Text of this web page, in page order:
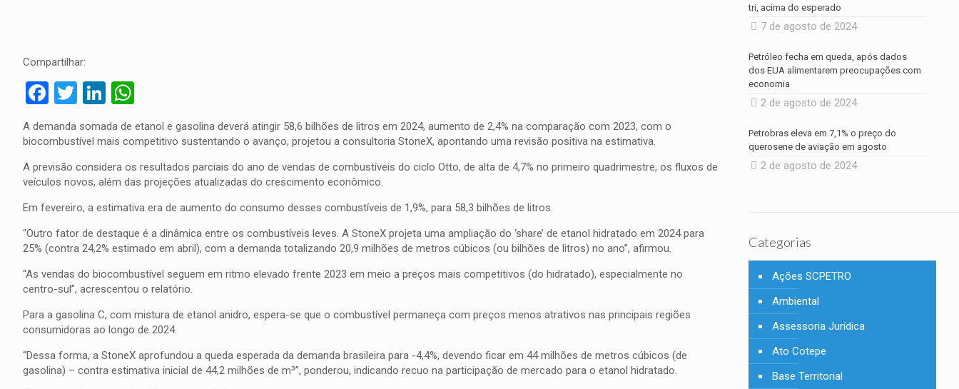
Compartilhar:
Facebook
TwitterLinkedIn
WhatsApp
A demanda somada de etanol e gasolina deverá atingir 58,6 bilhões de litros em 2024, aumento de 2,4% na comparação com 2023, com o
biocombustível mais competitivo sustentando o avanço, projetou a consultoria StoneX, apontando uma revisão positiva na estimativa.
A previsão considera os resultados parciais do ano de vendas de combustíveis do ciclo Otto, de alta de 4,7% no primeiro quadrimestre, os fluxos de
veículos novos, além das projeções atualizadas do crescimento econômico.
Em fevereiro, a estimativa era de aumento do consumo desses combustíveis de 1,9%, para 58,3 bilhões de litros.
“Outro fator de destaque é a dinâmica entre os combustíveis leves. A StoneX projeta uma ampliação do ‘share’ de etanol hidratado em 2024 para
25% (contra 24,2% estimado em abril), com a demanda totalizando 20,9 milhões de metros cúbicos (ou bilhões de litros) no ano”, afirmou.
“As vendas do biocombustível seguem em ritmo elevado frente 2023 em meio a preços mais competitivos (do hidratado), especialmente no
centro-sul”, acrescentou o relatório.
Para a gasolina C, com mistura de etanol anidro, espera-se que o combustível permaneça com preços menos atrativos nas principais regiões
consumidoras ao longo de 2024.
“Dessa forma, a StoneX aprofundou a queda esperada da demanda brasileira para -4,4%, devendo ficar em 44 milhões de metros cúbicos (de
gasolina) – contra estimativa inicial de 44,2 milhões de m³”, ponderou, indicando recuo na participação de mercado para o etanol hidratado.
tri, acima do esperado
7 de agosto de 2024
Petróleo fecha em queda, após dados
dos EUA alimentarem preocupações com
economia
2 de agosto de 2024
Petrobras eleva em 7,1% o preço do
querosene de aviação em agosto
2 de agosto de 2024
Categorias
Ações SCPETRO
Ambiental
Assessoria Jurídica
Ato Cotepe
Base Territorial